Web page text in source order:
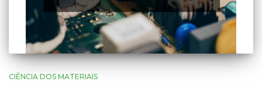
CIÊNCIA DOS MATERIAIS